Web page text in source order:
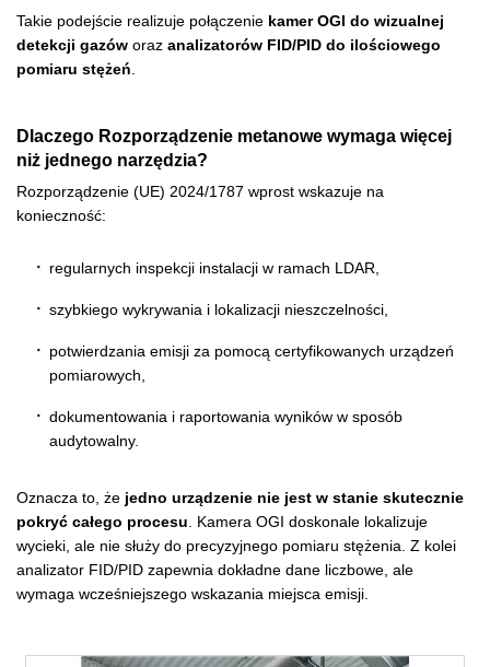
Takie podejście realizuje połączenie kamer OGI do wizualnej
detekcji gazów oraz analizatorów FID/PID do ilościowego
pomiaru stężeń
Dlaczego Rozporządzenie metanowe wymaga więcej
niż jednego narzędzia?
Rozporządzenie (UE) 2024/1787 wprost wskazuje na
konieczność:
regularnych inspekcji instalacji w ramach LDAR,
szybkiego wykrywania i lokalizacji nieszczelności,
potwierdzania emisji za pomocą certyfikowanych urządzeń
pomiarowych,
dokumentowania i raportowania wyników w sposób
audytowalny.
Oznacza to, że jedno urządzenie nie jest w stanie skutecznie
pokryć całego procesu . Kamera OGI doskonale lokalizuje
wycieki, ale nie służy do precyzyjnego pomiaru stężenia. Z kolei
analizator FID/PID zapewnia dokładne dane liczbowe, ale
wymaga wcześniejszego wskazania miejsca emisji.